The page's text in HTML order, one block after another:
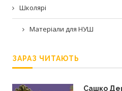
Школярі
Матеріали для НУШ
ЗАРАЗ ЧИТАЮТЬ
Сашко